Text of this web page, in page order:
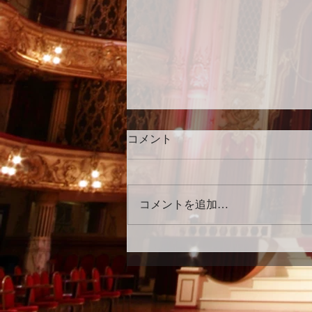
TEPPEI hamada dance
studio 15周年💃🌟
コメント
コメントを追加…